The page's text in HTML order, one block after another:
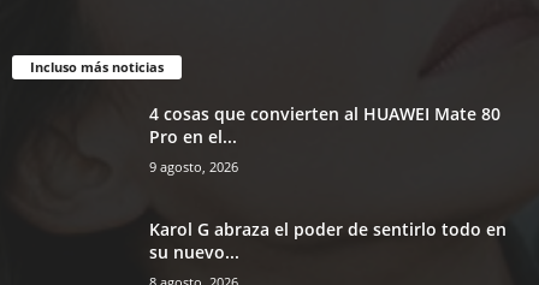
Incluso más noticias
4 cosas que convierten al HUAWEI Mate 80
Pro en el...
9 agosto, 2026
Karol G abraza el poder de sentirlo todo en
su nuevo...